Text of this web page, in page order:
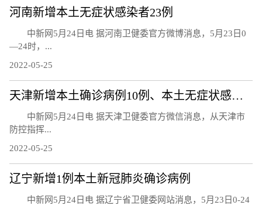
河南新增本土无症状感染者23例
中新网5月24日电 据河南卫健委官方微博消息，5月23日0
—24时，...
2022-05-25
天津新增本土确诊病例10例、本土无症状感染者8例
中新网5月24日电 据天津卫健委官方微信消息，从天津市
防控指挥...
2022-05-25
辽宁新增1例本土新冠肺炎确诊病例
中新网5月24日电 据辽宁省卫健委网站消息，5月23日0-24